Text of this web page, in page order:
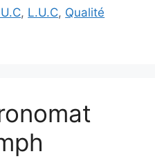
, L.U.C, Qualité